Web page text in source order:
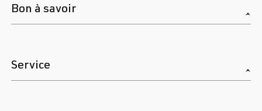
Bon à savoir
Service